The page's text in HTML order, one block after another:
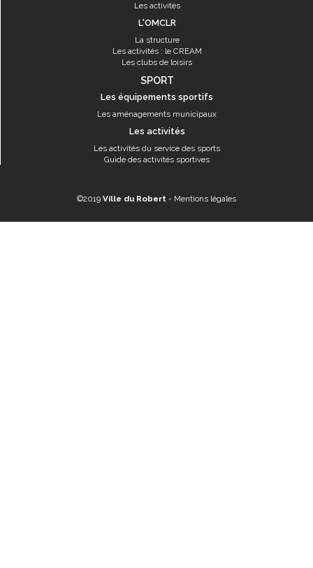
Les activités
L'OMCLR
La structure
Les activités : le CREAM
Les clubs de loisirs
SPORT
Les équipements sportifs
Les aménagements municipaux
Les activités
Les activités du service des sports
Guide des activités sportives
©2019 Ville du Robert - Mentions légales